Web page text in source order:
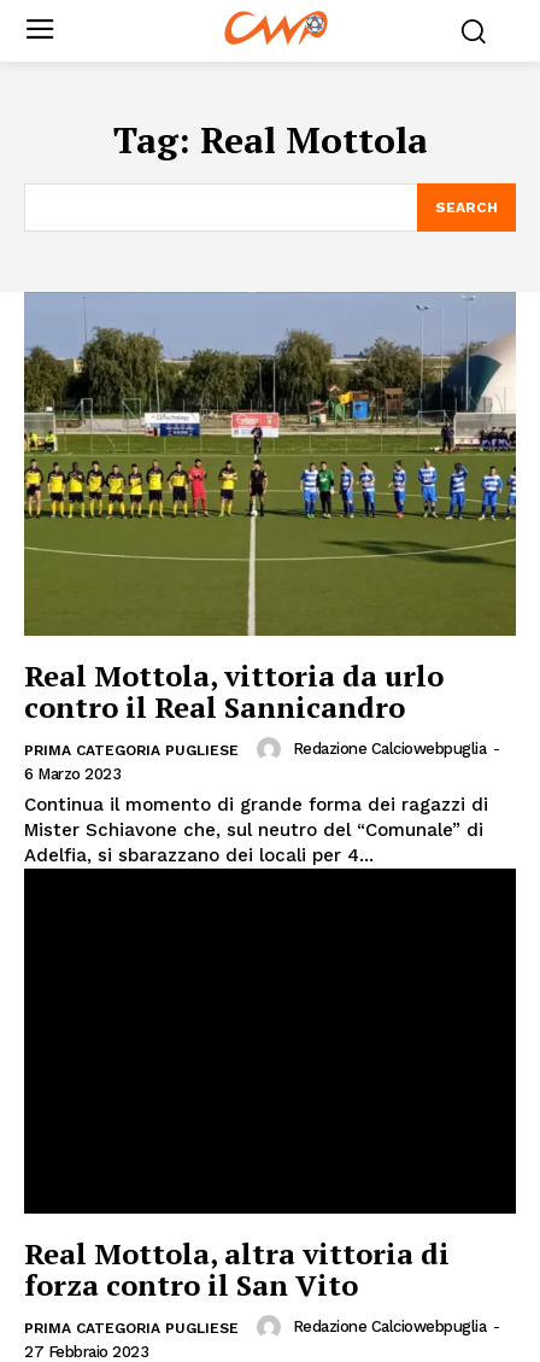
Tag: Real Mottola
SEARCH
Real Mottola, vittoria da urlo
contro il Real Sannicandro
PRIMA CATEGORIA PUGLIESE Redazione Calciowebpuglia -
6 Marzo 2023
Continua il momento di grande forma dei ragazzi di
Mister Schiavone che, sul neutro del “Comunale” di
Adelfia, si sbarazzano dei locali per 4...
Real Mottola, altra vittoria di
forza contro il San Vito
PRIMA CATEGORIA PUGLIESE Redazione Calciowebpuglia -
27 Febbraio 2023